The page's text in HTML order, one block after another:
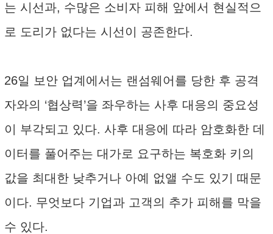
는 시선과, 수많은 소비자 피해 앞에서 현실적으
로 도리가 없다는 시선이 공존한다.
26일 보안 업계에서는 랜섬웨어를 당한 후 공격
자와의 ‘협상력’을 좌우하는 사후 대응의 중요성
이 부각되고 있다. 사후 대응에 따라 암호화한 데
이터를 풀어주는 대가로 요구하는 복호화 키의
값을 최대한 낮추거나 아예 없앨 수도 있기 때문
이다. 무엇보다 기업과 고객의 추가 피해를 막을
수 있다.